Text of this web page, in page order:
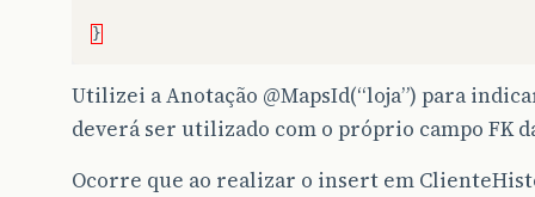
}
Utilizei a Anotação @MapsId(“loja”) para
deverá ser utilizado com o próprio campo FK
Ocorre que ao realizar o insert em